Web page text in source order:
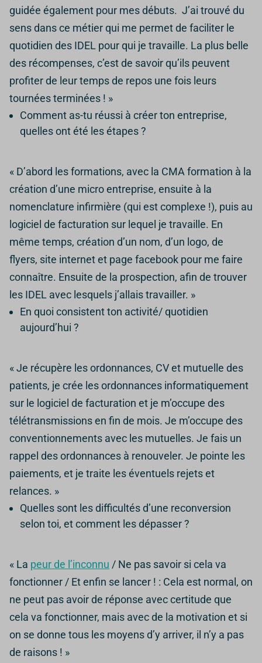
guidée également pour mes débuts. J’ai trouvé du
sens dans ce métier qui me permet de faciliter le
quotidien des IDEL pour qui je travaille. La plus belle
des récompenses, c’est de savoir qu’ils peuvent
profiter de leur temps de repos une fois leurs
tournées terminées ! »
Comment as-tu réussi à créer ton entreprise,
quelles ont été les étapes ?
« D’abord les formations, avec la CMA formation à la
création d’une micro entreprise, ensuite à la
nomenclature infirmière (qui est complexe !), puis au
logiciel de facturation sur lequel je travaille. En
même temps, création d’un nom, d’un logo, de
flyers, site internet et page facebook pour me faire
connaître. Ensuite de la prospection, afin de trouver
les IDEL avec lesquels j’allais travailler. »
En quoi consistent ton activité/ quotidien
aujourd’hui ?
« Je récupère les ordonnances, CV et mutuelle des
patients, je crée les ordonnances informatiquement
sur le logiciel de facturation et je m’occupe des
télétransmissions en fin de mois. Je m’occupe des
conventionnements avec les mutuelles. Je fais un
rappel des ordonnances à renouveler. Je pointe les
paiements, et je traite les éventuels rejets et
relances. »
Quelles sont les difficultés d’une reconversion
selon toi, et comment les dépasser ?
« La peur de l’inconnu / Ne pas savoir si cela va
fonctionner / Et enfin se lancer ! : Cela est normal, on
ne peut pas avoir de réponse avec certitude que
cela va fonctionner, mais avec de la motivation et si
on se donne tous les moyens d’y arriver, il n’y a pas
de raisons ! »